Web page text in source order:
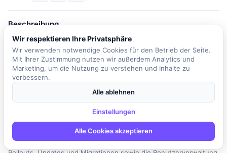
Beschreibung
Unser Kunde ist ein spezialisierter IT-Personaldienstleister, der
sich durch eine individuelle und persönliche Beratung
auszeichnet. Hier sprechen Bewerberinnen und Bewerber direkt
mit erfahrenen IT-Fachleuten, die über langjährige Erfahrung in
der Systemadministration, im Support und in IT-Projekten
verfügen. Die Rolle des IT-Supportmitarbeiters umfasst die
Annahme, Analyse und Bearbeitung von IT-Störungen, die sowohl
Zu den weiteren Aufgaben gehören die Installation, Konfiguration
und Betreuung von Hard- und Software, die Unterstützung bei
Wir respektieren Ihre Privatsphäre
Wir verwenden notwendige Cookies für den Betrieb der Seite.
Mit Ihrer Zustimmung nutzen wir außerdem Analytics und
Marketing, um die Nutzung zu verstehen und Inhalte zu
verbessern.
Alle ablehnen
Einstellungen
Alle Cookies akzeptieren